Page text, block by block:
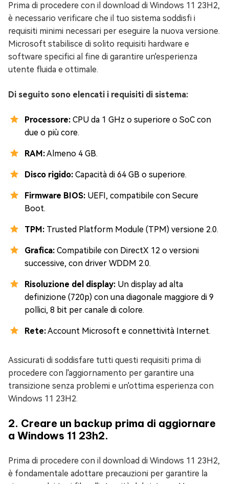
Prima di procedere con il download di Windows 11 23H2,
è necessario verificare che il tuo sistema soddisfi i
requisiti minimi necessari per eseguire la nuova versione.
Microsoft stabilisce di solito requisiti hardware e
software specifici al fine di garantire un'esperienza
utente fluida e ottimale.
Di seguito sono elencati i requisiti di sistema:
Processore: CPU da 1 GHz o superiore o SoC con
due o più core.
RAM:Almeno 4 GB.
Disco rigido: Capacità di 64 GB o superiore.
Firmware BIOS: UEFI, compatibile con Secure
Boot.
TPM: Trusted Platform Module (TPM) versione 2.0.
Grafica: Compatibile con DirectX 12 o versioni
successive, con driver WDDM 2.0.
Risoluzione del display: Un display ad alta
definizione (720p) con una diagonale maggiore di 9
pollici, 8 bit per canale di colore.
Rete:Account Microsoft e connettività Internet.
Assicurati di soddisfare tutti questi requisiti prima di
procedere con l'aggiornamento per garantire una
transizione senza problemi e un'ottima esperienza con
Windows 11 23H2.
2. Creare un backup prima di aggiornare
a Windows 11 23h2.
Prima di procedere con il download di Windows 11 23H2,
è fondamentale adottare precauzioni per garantire la